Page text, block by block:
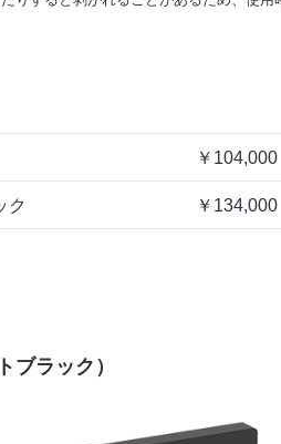
￥104,000
ク ￥134,000
ブラック）